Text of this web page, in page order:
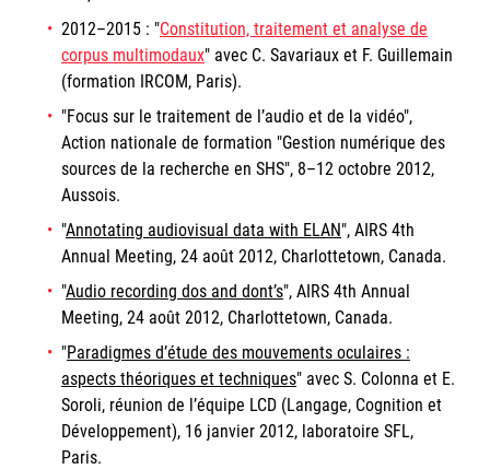
2012–2015 : "Constitution, traitement et analyse de
corpus multimodaux" avec C. Savariaux et F. Guillemain
(formation IRCOM, Paris).
"Focus sur le traitement de l’audio et de la vidéo",
Action nationale de formation "Gestion numérique des
sources de la recherche en SHS", 8–12 octobre 2012,
Aussois.
"Annotating audiovisual data with ELAN", AIRS 4th
Annual Meeting, 24 août 2012, Charlottetown, Canada.
"Audio recording dos and dont’s", AIRS 4th Annual
Meeting, 24 août 2012, Charlottetown, Canada.
"Paradigmes d’étude des mouvements oculaires :
aspects théoriques et techniques" avec S. Colonna et E.
Soroli, réunion de l’équipe LCD (Langage, Cognition et
Développement), 16 janvier 2012, laboratoire SFL,
Paris.